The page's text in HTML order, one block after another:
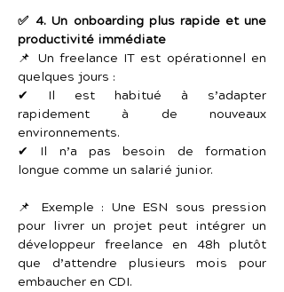
✅ 4. Un onboarding plus rapide et une
productivité immédiate
📌 Un freelance IT est opérationnel en
quelques jours :
✔ Il est habitué à s’adapter
rapidement à de nouveaux
environnements.
✔ Il n’a pas besoin de formation
longue comme un salarié junior.
📌 Exemple : Une ESN sous pression
pour livrer un projet peut intégrer un
développeur freelance en 48h plutôt
que d’attendre plusieurs mois pour
embaucher en CDI.